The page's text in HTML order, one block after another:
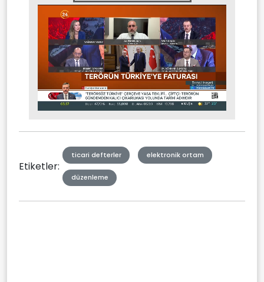
Mute Stream
Etiketler:
ticari defterler elektronik ortam
düzenleme